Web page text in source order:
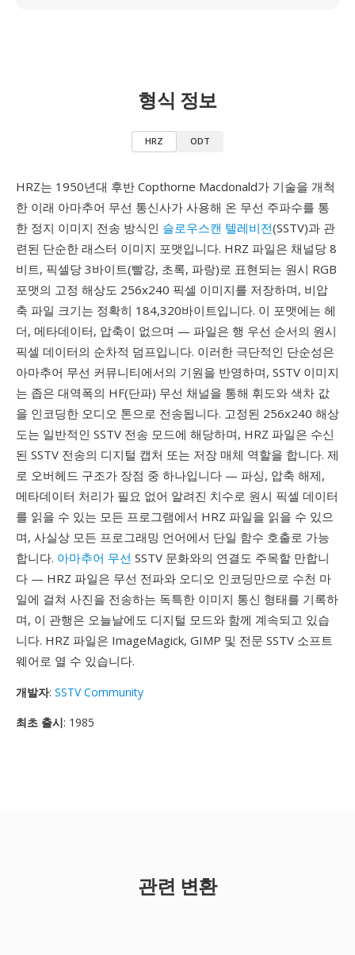
형식 정보
HRZ ODT
HRZ는 1950년대 후반 Copthorne Macdonald가 기술을 개척
한 이래 아마추어 무선 통신사가 사용해 온 무선 주파수를 통
한 정지 이미지 전송 방식인 슬로우스캔 텔레비전(SSTV)과 관
련된 단순한 래스터 이미지 포맷입니다. HRZ 파일은 채널당 8
비트, 픽셀당 3바이트(빨강, 초록, 파랑)로 표현되는 원시 RGB
포맷의 고정 해상도 256x240 픽셀 이미지를 저장하며, 비압
축 파일 크기는 정확히 184,320바이트입니다. 이 포맷에는 헤
더, 메타데이터, 압축이 없으며 — 파일은 행 우선 순서의 원시
픽셀 데이터의 순차적 덤프입니다. 이러한 극단적인 단순성은
아마추어 무선 커뮤니티에서의 기원을 반영하며, SSTV 이미지
는 좁은 대역폭의 HF(단파) 무선 채널을 통해 휘도와 색차 값
을 인코딩한 오디오 톤으로 전송됩니다. 고정된 256x240 해상
도는 일반적인 SSTV 전송 모드에 해당하며, HRZ 파일은 수신
된 SSTV 전송의 디지털 캡처 또는 저장 매체 역할을 합니다. 제
로 오버헤드 구조가 장점 중 하나입니다 — 파싱, 압축 해제,
메타데이터 처리가 필요 없어 알려진 치수로 원시 픽셀 데이터
를 읽을 수 있는 모든 프로그램에서 HRZ 파일을 읽을 수 있으
며, 사실상 모든 프로그래밍 언어에서 단일 함수 호출로 가능
합니다. 아마추어 무선 SSTV 문화와의 연결도 주목할 만합니
다 — HRZ 파일은 무선 전파와 오디오 인코딩만으로 수천 마
일에 걸쳐 사진을 전송하는 독특한 이미지 통신 형태를 기록하
며, 이 관행은 오늘날에도 디지털 모드와 함께 계속되고 있습
니다. HRZ 파일은 ImageMagick, GIMP 및 전문 SSTV 소프트
웨어로 열 수 있습니다.
개발자: SSTV Community
최초 출시: 1985
관련 변환